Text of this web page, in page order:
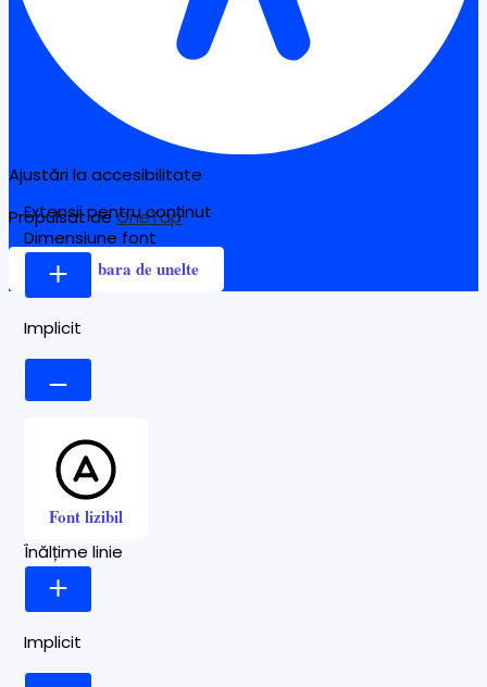
Ajustări la accesibilitate
Propulsat deOneTap
Ascunde bara de unelte
Extensii pentru conținut
Dimensiune font
Implicit
Font lizibil
Înălțime linie
Implicit